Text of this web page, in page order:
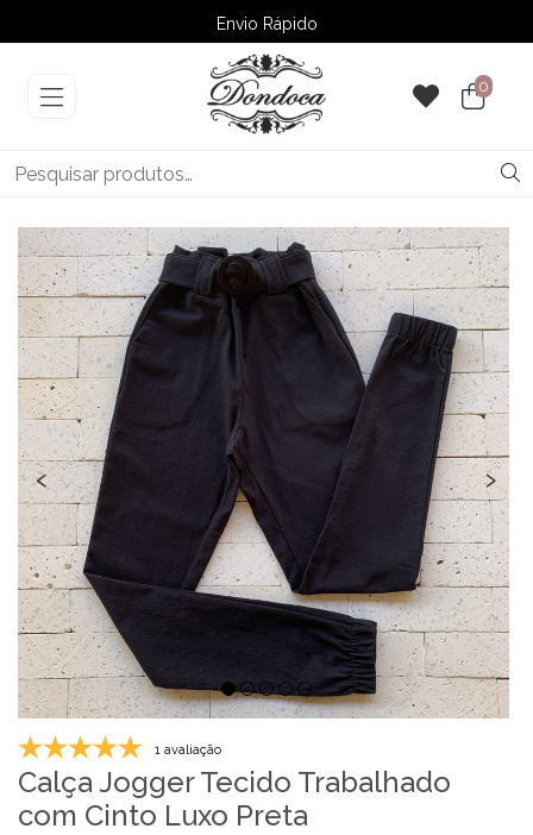
Envio Rápido
➚ Ofertas– Até 60% OFF
0
‹ ›
1 avaliação
Calça Jogger Tecido Trabalhado
com Cinto Luxo Preta